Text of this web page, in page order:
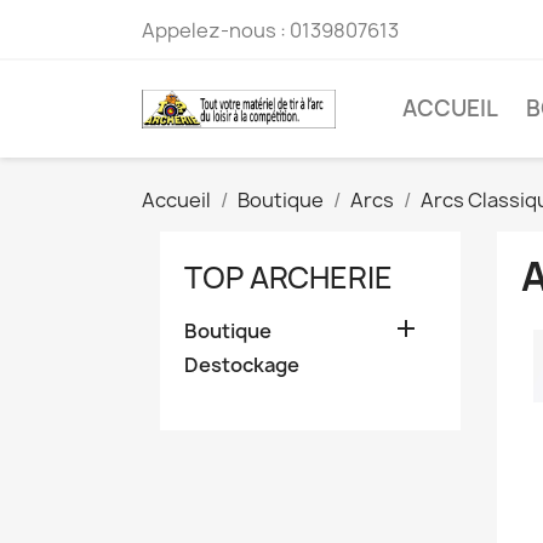
Appelez-nous : 0139807613
ACCUEIL
Accueil Boutique Arcs Arcs
TOP ARCHERIE
Boutique 
Destockage